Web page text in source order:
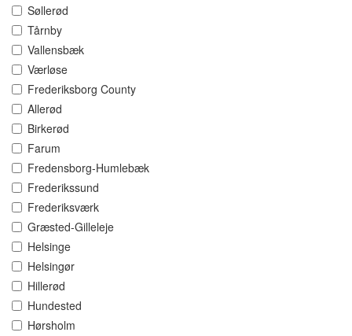
Søllerød
Tårnby
Vallensbæk
Værløse
Frederiksborg County
Allerød
Birkerød
Farum
Fredensborg-Humlebæk
Frederikssund
Frederiksværk
Græsted-Gilleleje
Helsinge
Helsingør
Hillerød
Hundested
Hørsholm